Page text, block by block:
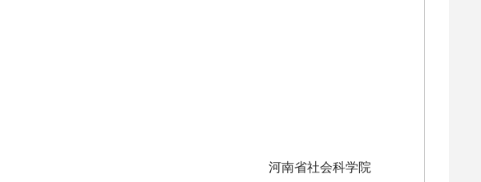
河南省社会科学院